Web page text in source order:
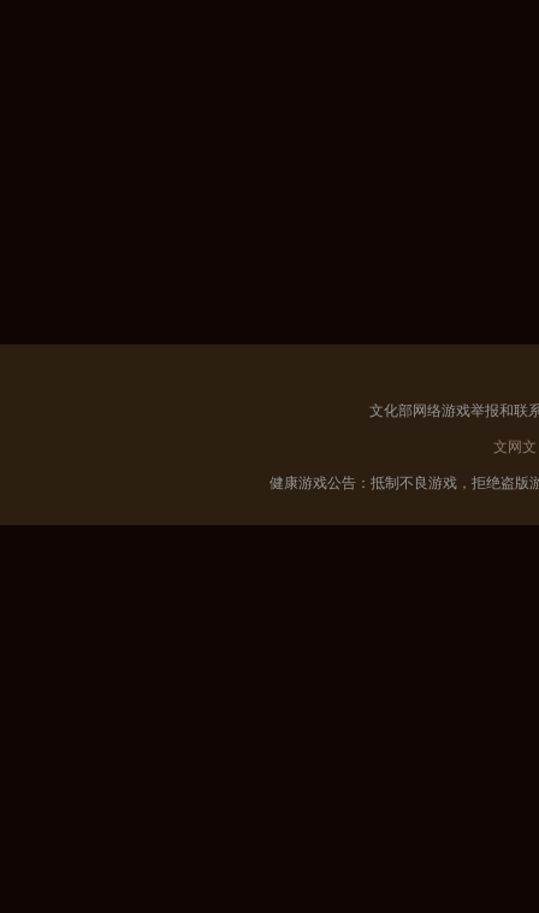
文化部网络游戏举报和联
文网
健康游戏公告：抵制不良游戏，拒绝盗版